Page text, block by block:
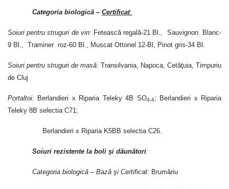
Categoria biologică – Certificat:
Soiuri pentru struguri de vin: Fetească regală-21 Bl., Sauvignon Blanc-
9 Bl., Traminer roz-60 Bl., Muscat Ottonel 12-Bl, Pinot gris-34 Bl.
Soiuri pentru struguri de masă: Transilvania, Napoca, Cetăţuia, Timpuriu
de Cluj
Portaltoi: Berlandieri x Riparia Teleky 4B SO4-4; Berlandieri x Riparia
Teleky 8B selectia C71;
Berlandieri x Riparia K5BB selectia C26.
Soiuri rezistente la boli şi dăunători:
Categoria biologică – Bază şi Certificat: Brumăriu